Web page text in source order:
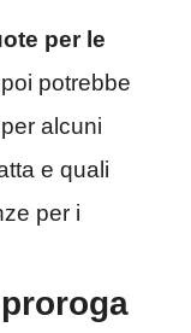
per le
potrebbe
alcuni
e quali
per i